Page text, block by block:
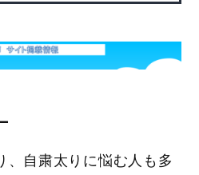
、自粛太りに悩む人も多